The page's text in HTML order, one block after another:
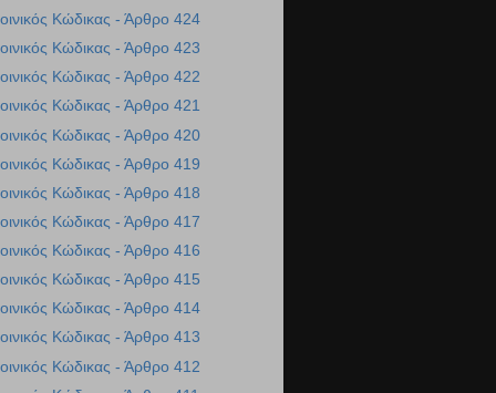
Κώδικας - Άρθρο 424
Κώδικας - Άρθρο 423
Κώδικας - Άρθρο 422
Κώδικας - Άρθρο 421
Κώδικας - Άρθρο 420
Κώδικας - Άρθρο 419
Κώδικας - Άρθρο 418
Κώδικας - Άρθρο 417
Κώδικας - Άρθρο 416
Κώδικας - Άρθρο 415
Κώδικας - Άρθρο 414
Κώδικας - Άρθρο 413
Κώδικας - Άρθρο 412